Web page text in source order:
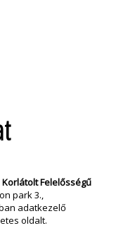
Felelősségű
park 3.,
adatkezelő
oldalt.